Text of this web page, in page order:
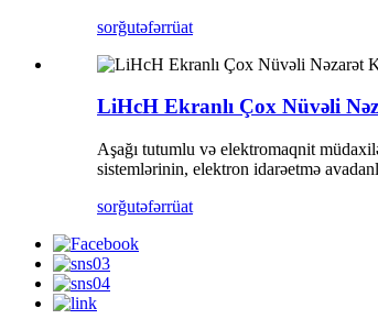
sorğutəfərrüat
LiHcH Ekranlı Çox Nüvəli
Aşağı tutumlu və elektromaqnit
sistemlərinin, elektron idarəetmə
sorğutəfərrüat